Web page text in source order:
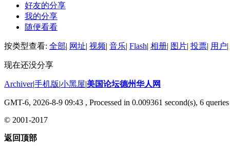
好友的分享
我的分享
随便看看
按类型查看: 全部| 网址| 视频| 音乐| Flash| 相册| 图片| 投票| 用户|
现在还没分享
Archiver|手机版|小黑屋|美国论坛德州华人网
GMT-6, 2026-8-9 09:43 , Processed in 0.009361 second(s), 6
© 2001-2017
返回顶部